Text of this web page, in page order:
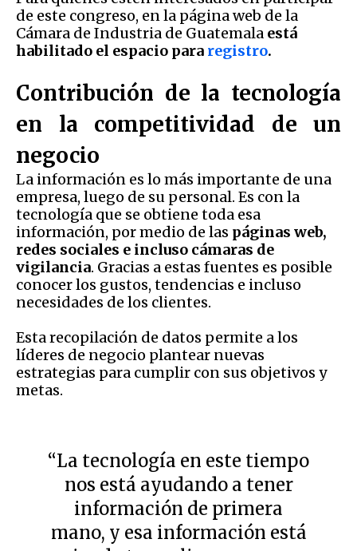
de este congreso, en la página web de la
Cámara de Industria de Guatemala está
habilitado el espacio para registro.
Contribución de la tecnología
en la competitividad de un
negocio
La información es lo más importante de una
empresa, luego de su personal. Es con la
tecnología que se obtiene toda esa
información, por medio de las páginas web,
redes sociales e incluso cámaras de
vigilancia. Gracias a estas fuentes es posible
conocer los gustos, tendencias e incluso
necesidades de los clientes.
Esta recopilación de datos permite a los
líderes de negocio plantear nuevas
estrategias para cumplir con sus objetivos y
metas.
“La tecnología en este tiempo
nos está ayudando a tener
información de primera
mano, y esa información está